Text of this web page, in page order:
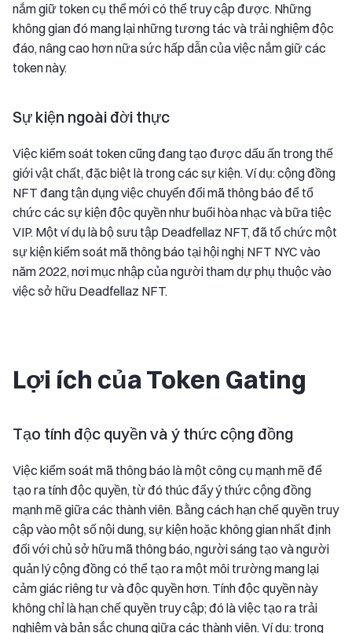
nắm giữ token cụ thể mới có thể truy cập được. Những
không gian đó mang lại những tương tác và trải nghiệm độc
đáo, nâng cao hơn nữa sức hấp dẫn của việc nắm giữ các
token này.
Sự kiện ngoài đời thực
Việc kiểm soát token cũng đang tạo được dấu ấn trong thế
giới vật chất, đặc biệt là trong các sự kiện. Ví dụ: cộng đồng
NFT đang tận dụng việc chuyển đổi mã thông báo để tổ
chức các sự kiện độc quyền như buổi hòa nhạc và bữa tiệc
VIP. Một ví dụ là bộ sưu tập Deadfellaz NFT, đã tổ chức một
sự kiện kiểm soát mã thông báo tại hội nghị NFT NYC vào
năm 2022, nơi mục nhập của người tham dự phụ thuộc vào
việc sở hữu Deadfellaz NFT.
Lợi ích của Token Gating
Tạo tính độc quyền và ý thức cộng đồng
Việc kiểm soát mã thông báo là một công cụ mạnh mẽ để
tạo ra tính độc quyền, từ đó thúc đẩy ý thức cộng đồng
mạnh mẽ giữa các thành viên. Bằng cách hạn chế quyền truy
cập vào một số nội dung, sự kiện hoặc không gian nhất định
đối với chủ sở hữu mã thông báo, người sáng tạo và người
quản lý cộng đồng có thể tạo ra một môi trường mang lại
cảm giác riêng tư và độc quyền hơn. Tính độc quyền này
không chỉ là hạn chế quyền truy cập; đó là việc tạo ra trải
nghiệm và bản sắc chung giữa các thành viên. Ví dụ: trong